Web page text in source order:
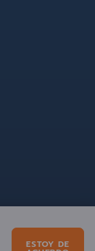
ESTOY DE